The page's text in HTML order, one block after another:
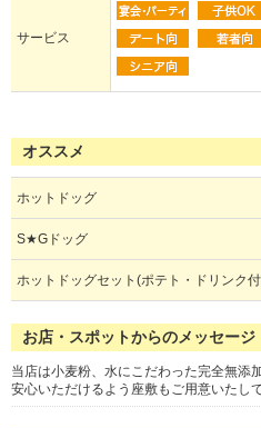
サービス
オススメ
ホットドッグ
S★Gドッグ
ホットドッグセット(ポテト・ドリンク
お店・スポットからのメッセージ
当店は小麦粉、水にこだわった完全無添
安心いただけるよう座敷もご用意いたし